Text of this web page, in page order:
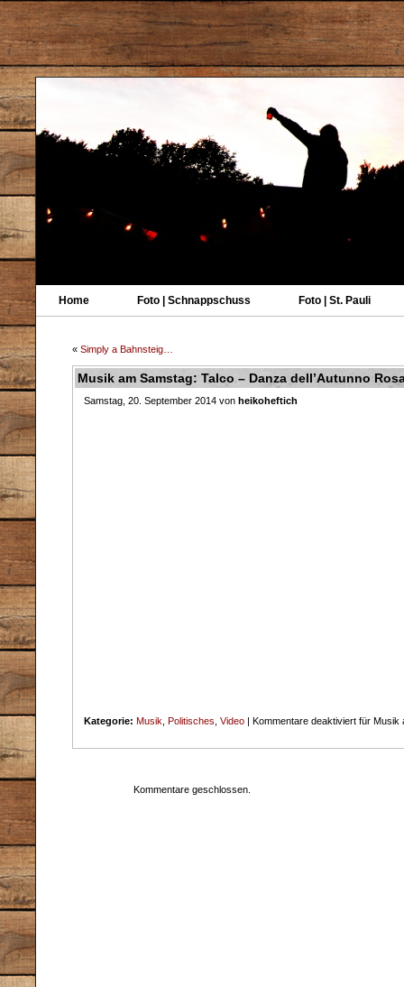
Home Foto | Schnappschuss Foto | St. Pauli
« Simply a Bahnsteig…
Musik am Samstag: Talco – Danza dell’Autunno
Samstag, 20. September 2014 von heikoheftich
Kategorie: Musik Politisches Video | Kommentare deaktiviert für Musik
Kommentare geschlossen.